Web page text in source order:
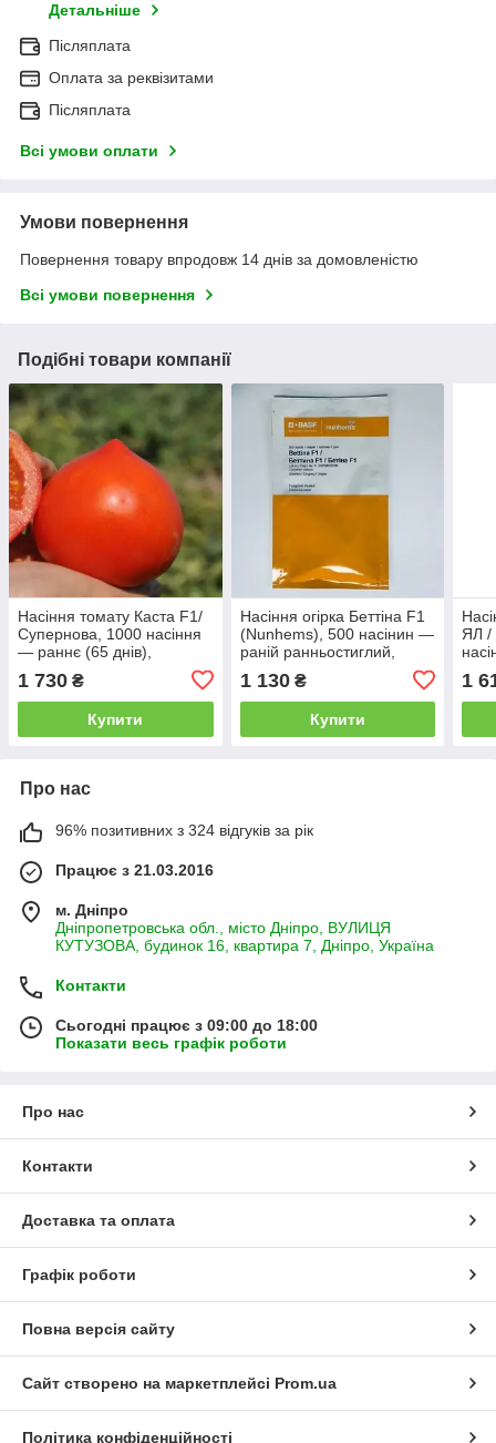
Детальніше
Післяплата
Оплата за реквізитами
Післяплата
Всі умови оплати
Умови повернення
Повернення товару впродовж 14 днів за домовленістю
Всі умови повернення
Подібні товари компанії
Насіння томату Каста F1/
Супернова, 1000 насіння
— раннє (65 днів),
червоне, детермінантне,
кругле, Clause
1 730 ₴
Купити
Насіння огірка Беттіна F1
(Nunhems), 500 насінин —
раній ранньостиглий,
партенокарпік
1 130₴
Купити
ЯЛ /
1
Про нас
96% позитивних з 324 відгуків за рік
Працює з 21.03.2016
м. Дніпро
Дніпропетровська обл., місто Дніпро, ВУЛИЦЯ
КУТУЗОВА, будинок 16, квартира 7, Дніпро, Україна
Контакти
Сьогодні працює з 09:00 до 18:00
Показати весь графік роботи
Про нас
Контакти
Доставка та оплата
Графік роботи
Повна версія сайту
Сайт створено на маркетплейсі Prom.ua
Політика конфіденційності